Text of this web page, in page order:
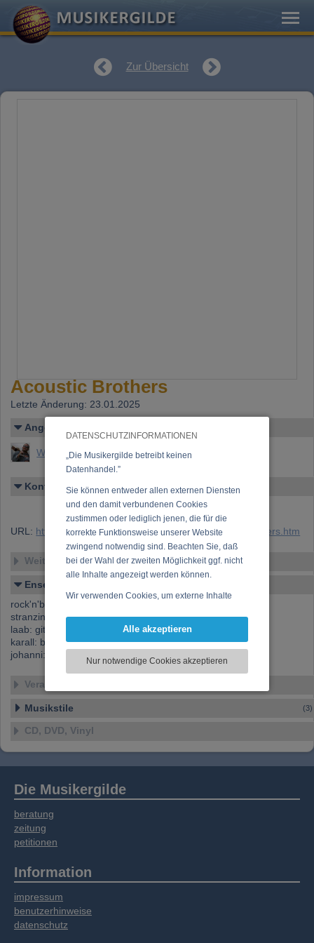
DATENSCHUTZINFORMATIONEN
„Die Musikergilde betreibt keinen
Datenhandel.”
Sie können entweder allen externen Diensten
und den damit verbundenen Cookies
zustimmen oder lediglich jenen, die für die
korrekte Funktionsweise unserer Website
zwingend notwendig sind. Beachten Sie, daß
bei der Wahl der zweiten Möglichkeit ggf. nicht
alle Inhalte angezeigt werden können.
Wir verwenden Cookies, um externe Inhalte
Funktionen für soziale Medien anbieten zu
zu analysieren. Dabei werden ggf.
Informationen zu Ihrer Verwendung unserer
soziale Medien, Werbung und Analysen
weitergegeben. Unsere Partner führen diese
Daten zusammen, die Sie bereitgestellt haben
oder die sie im Rahmen Ihrer Nutzung der
Dienste gesammelt haben.
Alle akzeptieren
Nur notwendige Cookies akzeptieren
Zur Übersicht
Acoustic Brothers
Letzte Änderung: 23.01.2025
Angelegt von
Wolfgang Laab
Kontakt
URL: https://www.musikergilde.at/ensemble/AcousticBrothers.htm
Weitere Ensembles
Ensemble-Details
rock'n'bock'n'blues 'em all
stranzinger: git., voc.
laab: git., voc.
karall: bass, voc.
johanni: trommel
Veranstaltungen
Musikstile (3)
CD, DVD, Vinyl
Die Musikergilde
beratung
zeitung
petitionen
Information
impressum
benutzerhinweise
datenschutz